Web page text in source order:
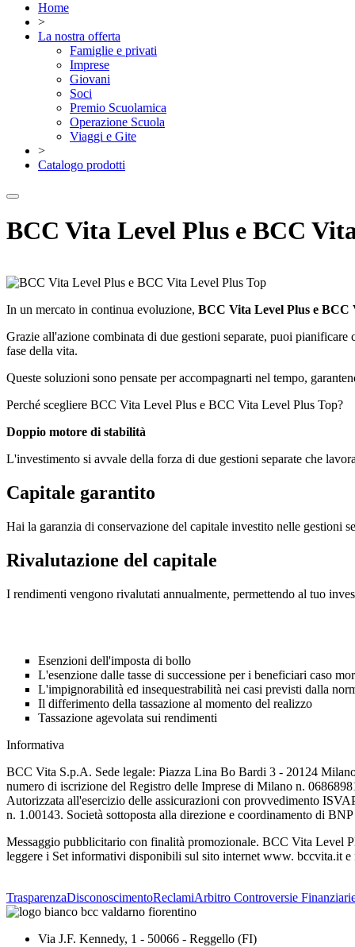
Home
>
La nostra offerta
Famiglie e privati
Imprese
Giovani
Soci
Premio Scuolamica
Operazione Scuola
Viaggi e Gite
>
Catalogo prodotti
BCC Vita Level Plus e BCC
In un mercato in continua evoluzione, BCC Vita Level Plus e BCC
Grazie all'azione combinata di due gestioni separate, puoi
fase della vita.
Queste soluzioni sono pensate per accompagnarti nel tempo,
Perché scegliere BCC Vita Level Plus e BCC Vita Level Plus Top?
Doppio motore di stabilità
L'investimento si avvale della forza di due gestioni separate che
Capitale garantito
Hai la garanzia di conservazione del capitale investito nelle gestioni
Rivalutazione del capitale
I rendimenti vengono rivalutati annualmente, permettendo al tuo
Esenzioni dell'imposta di bollo
L'esenzione dalle tasse di successione per i beneficiari caso
L'impignorabilità ed insequestrabilità nei casi previsti dalla
Il differimento della tassazione al momento del realizzo
Tassazione agevolata sui rendimenti
Informativa
BCC Vita S.p.A. Sede legale: Piazza Lina Bo Bardi 3 - 20124
numero di iscrizione del Registro delle Imprese di Milano n.
Autorizzata all'esercizio delle assicurazioni con provvedimento
n. 1.00143. Società sottoposta alla direzione e coordinamento di
Messaggio pubblicitario con finalità promozionale. BCC Vita Level
leggere i Set informativi disponibili sul sito internet www. bccvita.it
TrasparenzaDisconoscimentoReclamiArbitro Controversie
Via J.F. Kennedy, 1 - 50066 - Reggello (FI)